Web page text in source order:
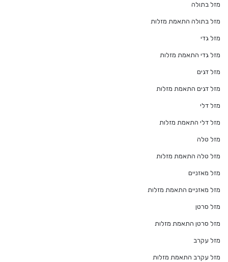
מזל בתולה
מזל בתולה התאמת מזלות
מזל גדי
מזל גדי התאמת מזלות
מזל דגים
מזל דגים התאמת מזלות
מזל דלי
מזל דלי התאמת מזלות
מזל טלה
מזל טלה התאמת מזלות
מזל מאזניים
מזל מאזניים התאמת מזלות
מזל סרטן
מזל סרטן התאמת מזלות
מזל עקרב
מזל עקרב התאמת מזלות